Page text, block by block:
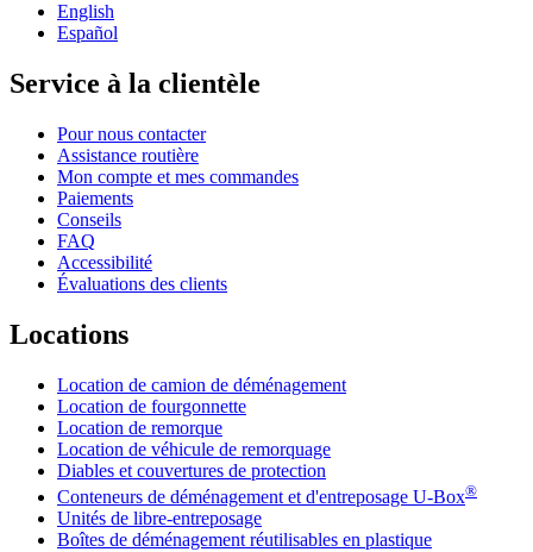
English
Español
Service à la clientèle
Pour nous contacter
Assistance routière
Mon compte et mes commandes
Paiements
Conseils
FAQ
Accessibilité
Évaluations des clients
Locations
Location de camion de déménagement
Location de fourgonnette
Location de remorque
Location de véhicule de remorquage
Diables et couvertures de protection
Conteneurs de déménagement et d'entreposage U-Box®
Unités de libre-entreposage
Boîtes de déménagement réutilisables en plastique